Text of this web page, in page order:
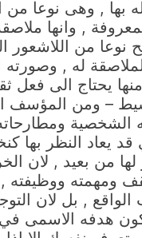
بها , وهى نوعا
, وانها
نوعا من
له , وصورته
منها يحتاج الى
– ومن المؤسف
ومطارحاته
قد يعاد النظر
من بعيد , لان
ومهمته ووظيفته
, بل لان
هدفه الاسمى